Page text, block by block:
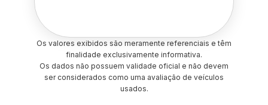
Os valores exibidos são meramente referenciais e têm
finalidade exclusivamente informativa.
Os dados não possuem validade oficial e não devem
ser considerados como uma avaliação de veículos
usados.